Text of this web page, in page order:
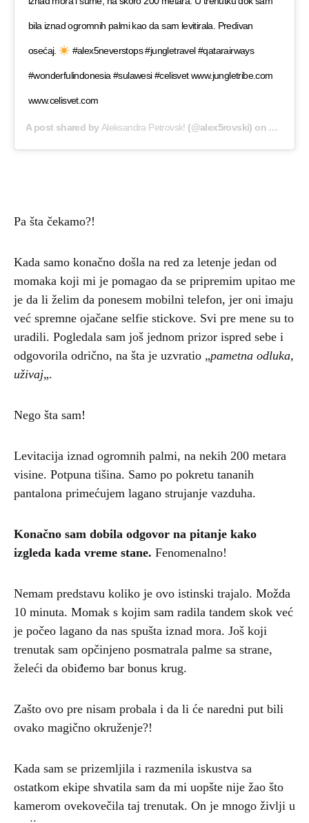
bila iznad ogromnih palmi kao da sam levitirala. Predivan
osećaj. #alex5neverstops #jungletravel #qatarairways
#wonderfulindonesia #sulawesi #celisvet www.jungletribe.com
www.celisvet.com
A post shared byAleksandra Petrovsk! (@alex5rovski) on Dec 11,
Pa šta čekamo?!
Kada samo konačno došla na red za letenje jedan od
momaka koji mi je pomagao da se pripremim upitao me
je da li želim da ponesem mobilni telefon, jer oni imaju
već spremne ojačane selfie stickove. Svi pre mene su to
uradili. Pogledala sam još jednom prizor ispred sebe i
odgovorila odrično, na šta je uzvratio „pametna odluka,
uživaj„.
Nego šta sam!
Levitacija iznad ogromnih palmi, na nekih 200 metara
visine. Potpuna tišina. Samo po pokretu tananih
pantalona primećujem lagano strujanje vazduha.
Konačno sam dobila odgovor na pitanje kako
izgleda kada vreme stane. Fenomenalno!
Nemam predstavu koliko je ovo istinski trajalo. Možda
10 minuta. Momak s kojim sam radila tandem skok već
je počeo lagano da nas spušta iznad mora. Još koji
trenutak sam opčinjeno posmatrala palme sa strane,
želeći da obiđemo bar bonus krug.
Zašto ovo pre nisam probala i da li će naredni put bili
ovako magično okruženje?!
Kada sam se prizemljila i razmenila iskustva sa
ostatkom ekipe shvatila sam da mi uopšte nije žao što
kamerom ovekovečila taj trenutak. On je mnogo življi u